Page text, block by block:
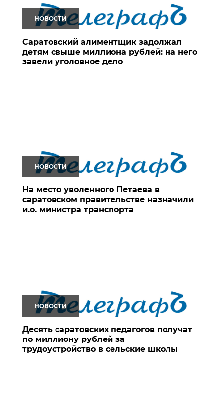
НОВОСТИ
Саратовский алиментщик задолжал
детям свыше миллиона рублей: на него
завели уголовное дело
НОВОСТИ
На место уволенного Петаева в
саратовском правительстве назначили
и.о. министра транспорта
НОВОСТИ
Десять саратовских педагогов получат
по миллиону рублей за
трудоустройство в сельские школы